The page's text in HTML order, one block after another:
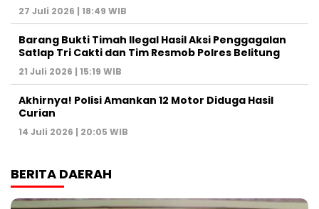
27 Juli 2026 | 18:49 WIB
Barang Bukti Timah Ilegal Hasil Aksi Penggagalan
Satlap Tri Cakti dan Tim Resmob Polres Belitung
21 Juli 2026 | 15:19 WIB
Akhirnya! Polisi Amankan 12 Motor Diduga Hasil
Curian
14 Juli 2026 | 20:05 WIB
BERITA DAERAH